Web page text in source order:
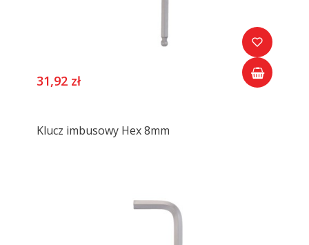
31,92 zł
Klucz imbusowy Hex 8mm